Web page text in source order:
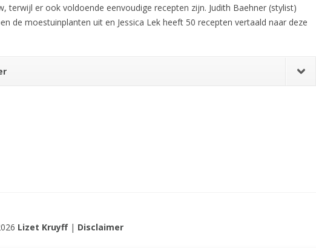
terwijl er ook voldoende eenvoudige recepten zijn. Judith Baehner (stylist)
de moestuinplanten uit en Jessica Lek heeft 50 recepten vertaald naar deze
Lizet Kruyff| Disclaimer